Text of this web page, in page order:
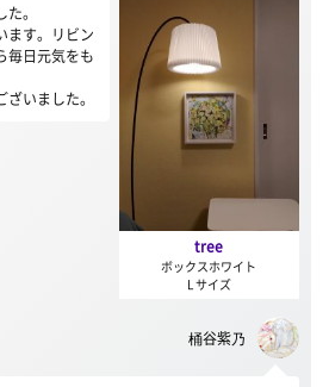
。
ます。リビン
毎日元気をも
いました。
tree
ボックスホワイト
L サイズ
桶谷紫乃